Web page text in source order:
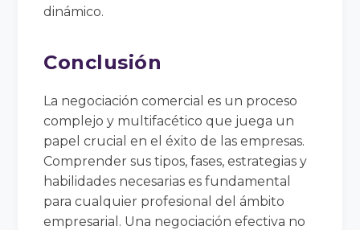
dinámico.
Conclusión
La negociación comercial es un proceso
complejo y multifacético que juega un
papel crucial en el éxito de las empresas.
Comprender sus tipos, fases, estrategias y
habilidades necesarias es fundamental
para cualquier profesional del ámbito
empresarial. Una negociación efectiva no